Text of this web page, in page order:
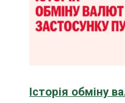
Історія обміну